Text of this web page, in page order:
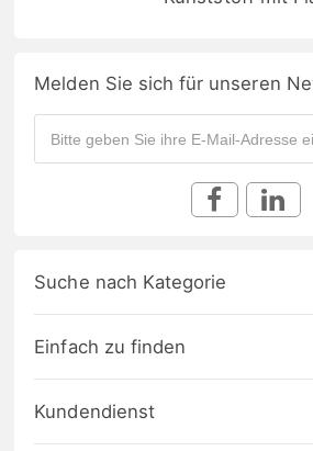
Melden Sie sich für unseren
Suche nach Kategorie
Einfach zu finden
Kundendienst